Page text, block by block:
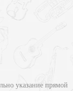
указание прямой